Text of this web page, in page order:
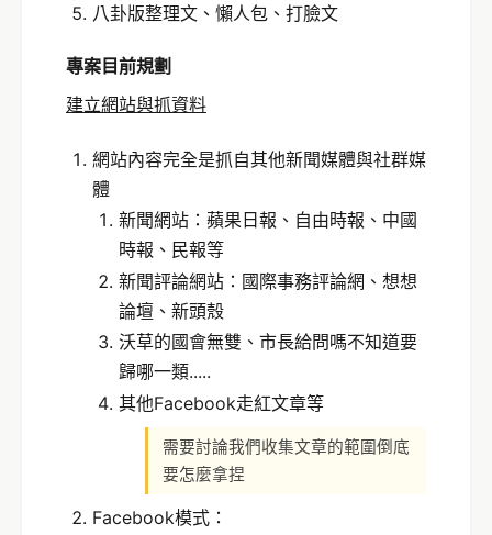
八卦版整理文、懶人包、打臉文
專案目前規劃
建立網站與抓資料
網站內容完全是抓自其他新聞媒體與社群媒
體
新聞網站：蘋果日報、自由時報、中國
時報、民報等
新聞評論網站：國際事務評論網、想想
論壇、新頭殼
沃草的國會無雙、市長給問嗎不知道要
歸哪一類.....
其他Facebook走紅文章等
需要討論我們收集文章的範圍倒底
要怎麼拿捏
Facebook模式：